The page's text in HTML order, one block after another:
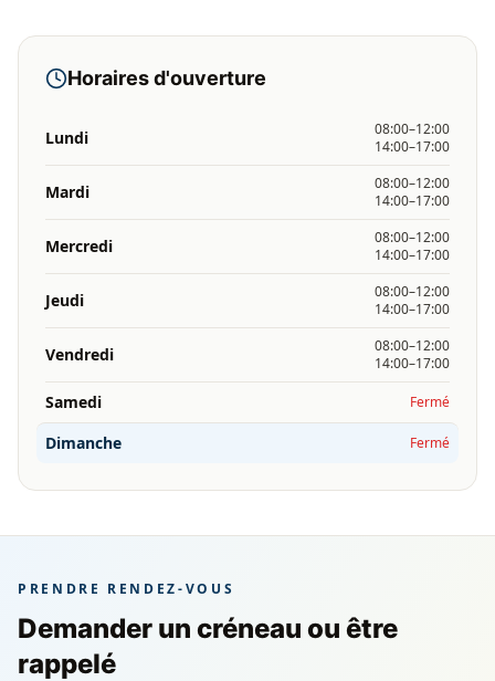
Horaires d'ouverture
Lundi
08:00–12:00
14:00–17:00
Mardi
08:00–12:00
14:00–17:00
Mercredi
08:00–12:00
14:00–17:00
Jeudi
08:00–12:00
14:00–17:00
Vendredi
08:00–12:00
14:00–17:00
Samedi Fermé
Dimanche Fermé
PRENDRE RENDEZ-VOUS
Demander un créneau ou être
rappelé